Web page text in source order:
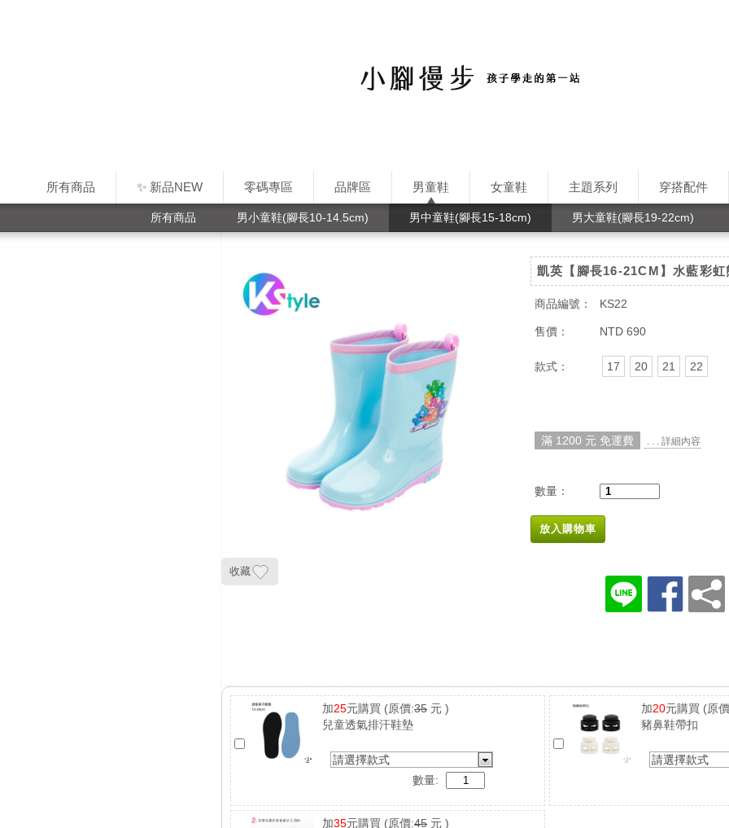
所有商品 ✨ 新品NEW 零碼專區 品牌區 男童鞋 女童鞋 主題系列 穿搭配件
所有商品 男小童鞋(腳長10-14.5cm) 男中童鞋(腳長15-18cm) 男大童鞋(腳長19-22cm)
收藏
凱英【腳長16-21CM】水藍彩虹
商品編號： KS22
售價： NTD 690
款式： 17 20 21 22
滿 1200 元 免運費 . . . 詳細內容
數量：
放入購物車
加25元購買 (原價:35 元 )
兒童透氣排汗鞋墊
請選擇款式
數量:
加20元購買 (原
豬鼻鞋帶扣
請選擇款式
加35元購買 (原價:45 元 )